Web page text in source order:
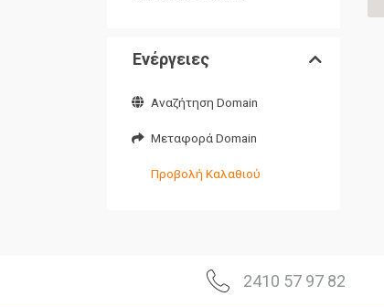
Ενέργειες
Αναζήτηση Domain
Μεταφορά Domain
Προβολή Καλαθιού
2410 57 97 82